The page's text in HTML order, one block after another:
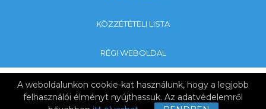
A weboldalunkon cookie-kat használunk, hogy a legjobb
felhasználói élményt nyújthassuk. Az adatvédelemről
KÖZZÉTÉTELI LISTA
RÉGI WEBOLDAL
Copyright © 2019 Csány-Szendrey Általános Iskola &
Nagykanizsa Tankerületi Központ